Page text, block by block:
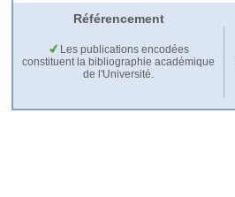
Référencement
Les publications encodées
constituent la bibliographie académique
de l'Université.